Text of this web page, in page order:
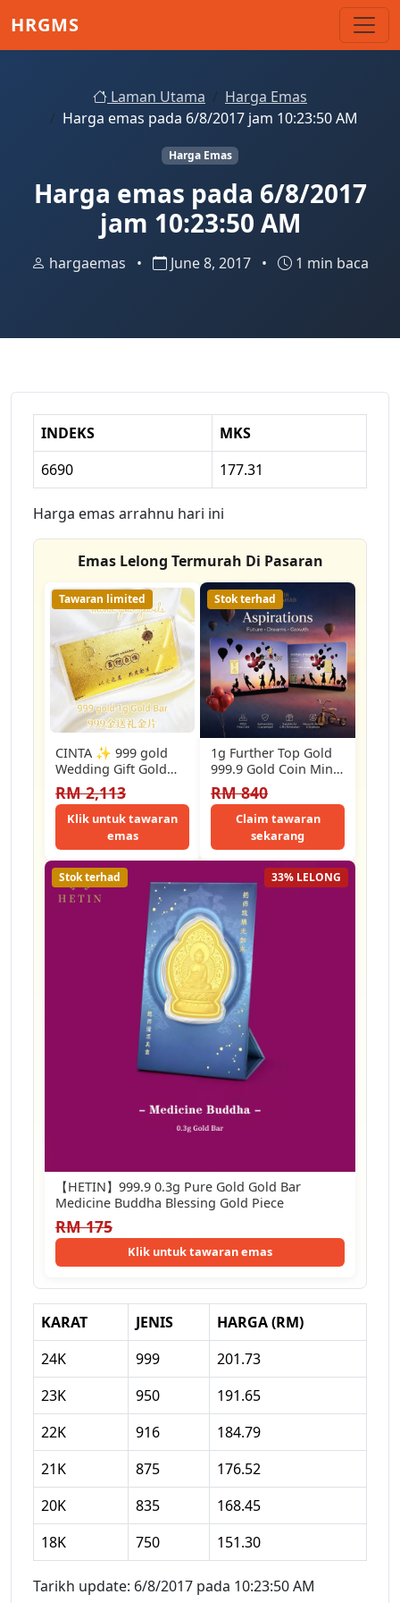
HRGMS
Laman Utama
Harga Emas
Harga emas pada 6/8/2017 jam 10:23:50 AM
Harga Emas
Harga emas pada 6/8/2017
jam 10:23:50 AM
hargaemas • June 8, 2017 • 1 min baca
INDEKS
MKS
6690
177.31
Harga emas arrahnu hari ini
Emas Lelong Termurah Di Pasaran
Tawaran limited
CINTA ✨️ 999 gold
Wedding Gift Gold
Note 1g Gold Bar 999
金送礼金片…
RM 2,113
Klik untuk tawaran
emas
Stok terhad
1g Further Top Gold
999.9 Gold Coin Mini
Gold Bar Emas
Tulen…
RM 840
Claim tawaran
sekarang
33% LELONG
Stok terhad
【HETIN】999.9 0.3g Pure Gold Gold Bar
Medicine Buddha Blessing Gold Piece
RM 175
Klik untuk tawaran emas
KARAT JENIS
HARGA (RM)
24K
999
201.73
23K
950
191.65
22K
916
184.79
21K
875
176.52
20K
835
168.45
18K
750 151.30
Tarikh update: 6/8/2017 pada 10:23:50 AM